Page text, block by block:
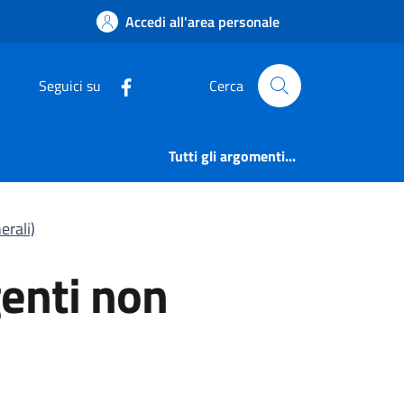
generali) |
Accedi all'area personale
Seguici su Cerca
Tutti gli argomenti...
non